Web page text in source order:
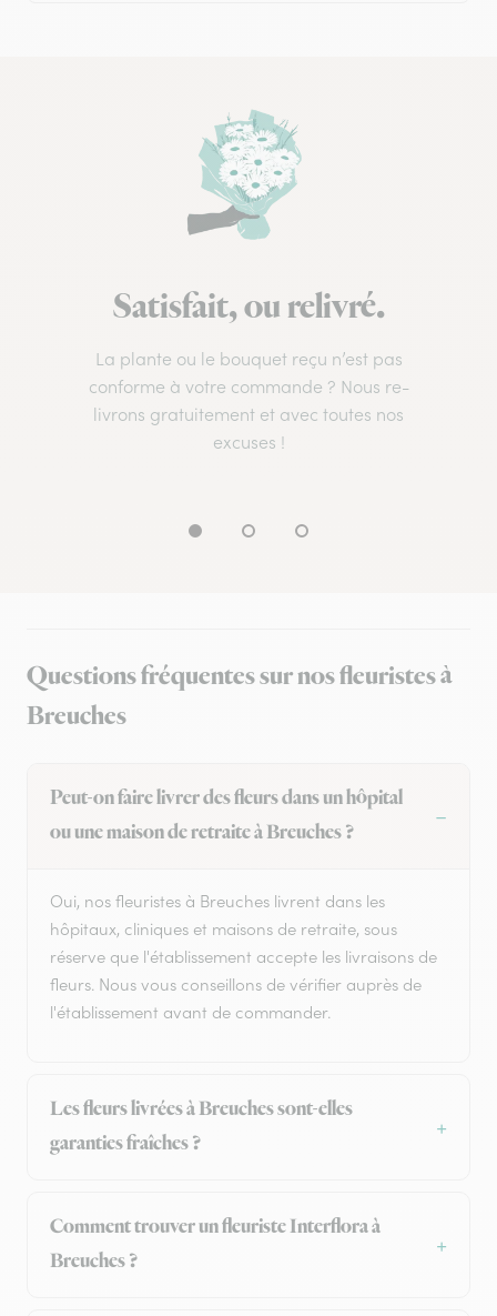
Satisfait, ou relivré.
La plante ou le bouquet reçu n’est pas
conforme à votre commande ? Nous re-
livrons gratuitement et avec toutes nos
excuses !
Questions fréquentes sur nos fleuristes à
Breuches
Peut-on faire livrer des fleurs dans un hôpital
ou une maison de retraite à Breuches ?
Oui, nos fleuristes à Breuches livrent dans les
hôpitaux, cliniques et maisons de retraite, sous
réserve que l'établissement accepte les livraisons de
fleurs. Nous vous conseillons de vérifier auprès de
l'établissement avant de commander.
Les fleurs livrées à Breuches sont-elles
garanties fraîches ?
Comment trouver un fleuriste Interflora à
Breuches ?